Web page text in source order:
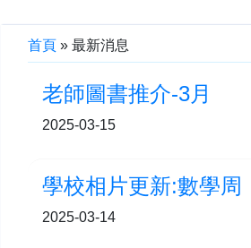
首頁 » 最新消息
老師圖書推介-3月
2025-03-15
學校相片更新:數學周
2025-03-14